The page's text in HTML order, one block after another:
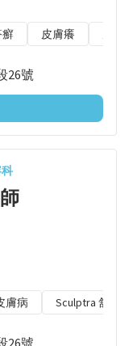
皮膚癢
26號
膚病 Sculptra 舒顏